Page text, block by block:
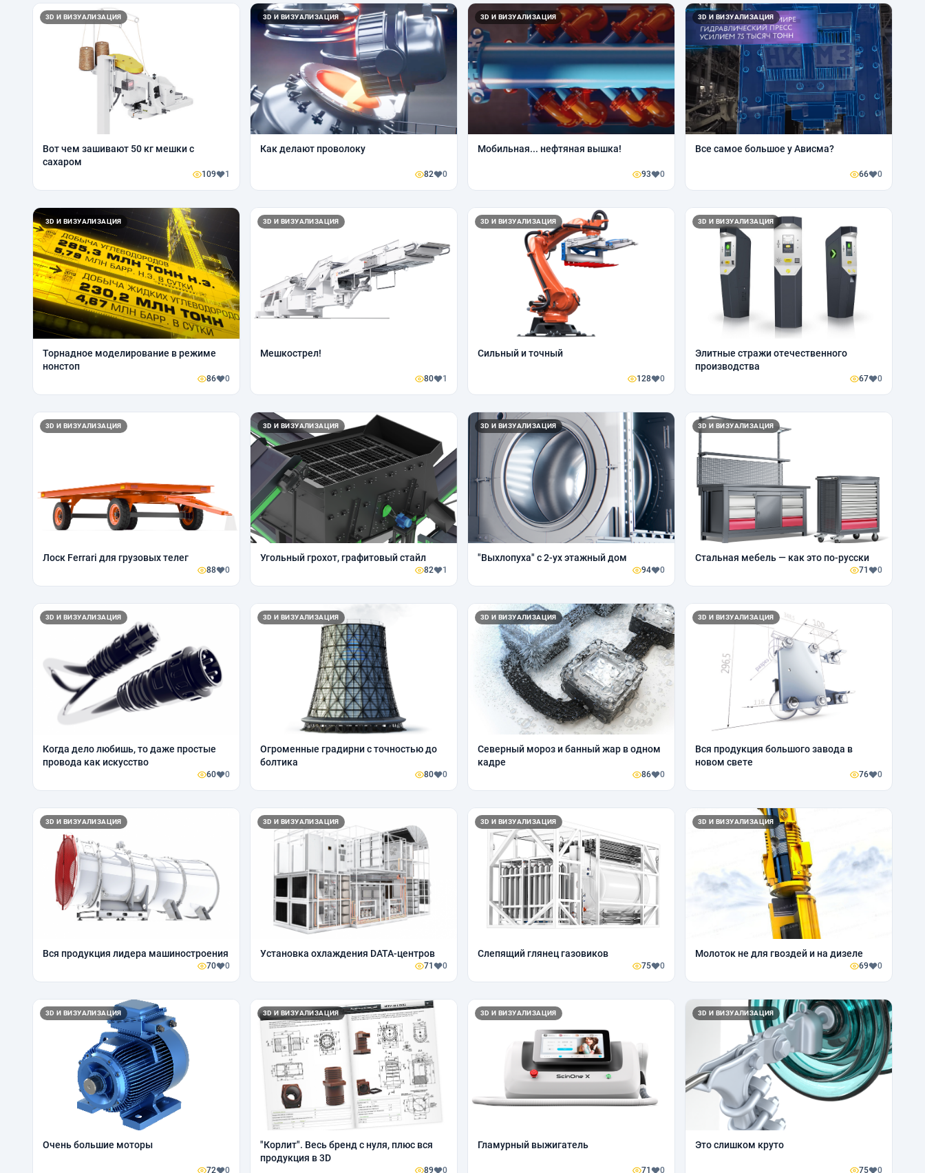
3D И ВИЗУАЛИЗАЦИЯ
Вот чем зашивают 50 кг мешки с
сахаром
109 1
3D И ВИЗУАЛИЗАЦИЯ
Как делают проволоку
82 0
3D И ВИЗУАЛИЗАЦИЯ
Мобильная... нефтяная вышка!
93 0
3D И ВИЗУАЛИЗАЦИЯ
Все самое большое у Ависма?
66 0
3D И ВИЗУАЛИЗАЦИЯ
Торнадное моделирование в режиме
нонстоп
86 0
3D И ВИЗУАЛИЗАЦИЯ
Мешкострел!
80 1
3D И ВИЗУАЛИЗАЦИЯ
Сильный и точный
128 0
3D И ВИЗУАЛИЗАЦИЯ
Элитные стражи отечественного
производства
67 0
3D И ВИЗУАЛИЗАЦИЯ
Лоск Ferrari для грузовых телег
88 0
3D И ВИЗУАЛИЗАЦИЯ
Угольный грохот, графитовый стайл
82 1
3D И ВИЗУАЛИЗАЦИЯ
"Выхлопуха" с 2-ух этажный дом
94 0
3D И ВИЗУАЛИЗАЦИЯ
Стальная мебель — как это по-русски
71 0
3D И ВИЗУАЛИЗАЦИЯ
Когда дело любишь, то даже простые
провода как искусство
60 0
3D И ВИЗУАЛИЗАЦИЯ
Огроменные градирни с точностью до
болтика
80 0
3D И ВИЗУАЛИЗАЦИЯ
Северный мороз и банный жар в одном
кадре
86 0
3D И ВИЗУАЛИЗАЦИЯ
Вся продукция большого завода в
новом свете
76 0
3D И ВИЗУАЛИЗАЦИЯ
Вся продукция лидера машиностроения
70 0
3D И ВИЗУАЛИЗАЦИЯ
Установка охлаждения DATA-центров
71 0
3D И ВИЗУАЛИЗАЦИЯ
Слепящий глянец газовиков
75 0
3D И ВИЗУАЛИЗАЦИЯ
Молоток не для гвоздей и на дизеле
69 0
3D И ВИЗУАЛИЗАЦИЯ
Очень большие моторы
72 0
3D И ВИЗУАЛИЗАЦИЯ
"Корлит". Весь бренд с нуля, плюс вся
продукция в 3D
89 0
3D И ВИЗУАЛИЗАЦИЯ
Гламурный выжигатель
71 0
3D И ВИЗУАЛИЗАЦИЯ
Это слишком круто
75 0